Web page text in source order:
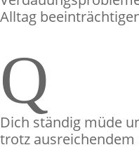
Alltag
Q
Dich ständig müde
trotz ausreichendem